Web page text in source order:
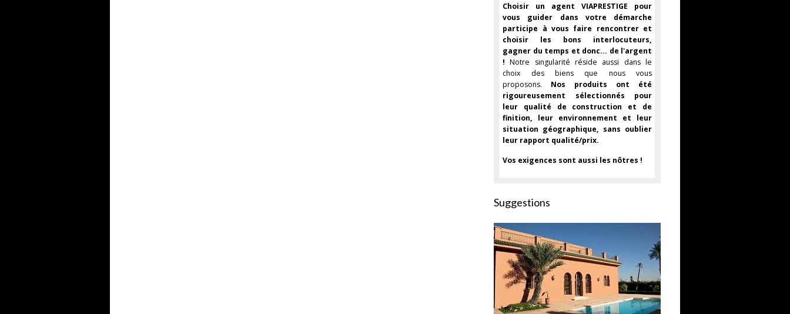
Choisir un agent VIAPRESTIGE pour
vous guider dans votre démarche
participe à vous faire rencontrer et
choisir les bons interlocuteurs,
gagner du temps et donc... de l'argent
!Notre singularité réside aussi dans le
choix des biens que nous vous
proposons. Nos produits ont été
rigoureusement sélectionnés pour
leur qualité de construction et de
finition, leur environnement et leur
situation géographique, sans oublier
leur rapport qualité/prix.
Vos exigences sont aussi les nôtres !
Suggestions